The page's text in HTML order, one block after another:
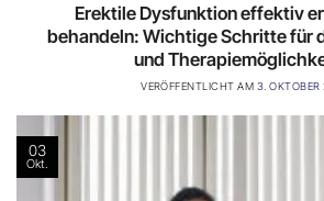
Erektile Dysfunktion effektiv
behandeln: Wichtige Schritte für
und
VERÖFFENTLICHT AM 3.
03
Okt.